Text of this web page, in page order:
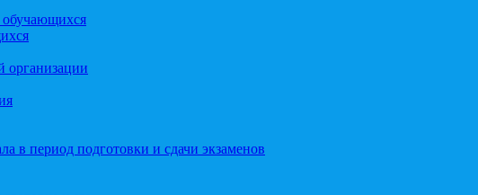
обучающихся
организации
в период подготовки и сдачи экзаменов